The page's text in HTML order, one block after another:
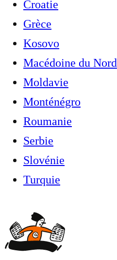
Croatie
Grèce
Kosovo
Macédoine du Nord
Moldavie
Monténégro
Roumanie
Serbie
Slovénie
Turquie